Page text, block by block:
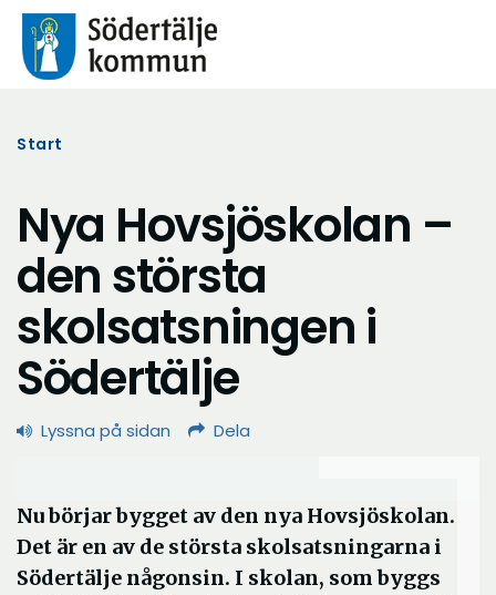
Start
Nya Hovsjöskolan –
den största
skolsatsningen i
Södertälje
Lyssna på sidan Dela
Nu börjar bygget av den nya Hovsjöskolan.
Det är en av de största skolsatsningarna i
Södertälje någonsin. I skolan, som byggs